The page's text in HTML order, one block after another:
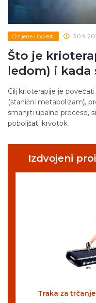
Ozljede i bolesti
Što je
ledom) i kada
Cilj krioterapije je
(stanični metabolizam),
smanjiti upalne procese,
poboljšati krvotok.
Izdvojeni
Traka za